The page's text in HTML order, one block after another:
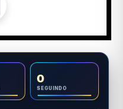
0
SEGUINDO